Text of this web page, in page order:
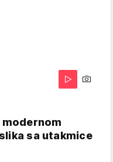
sa utakmice